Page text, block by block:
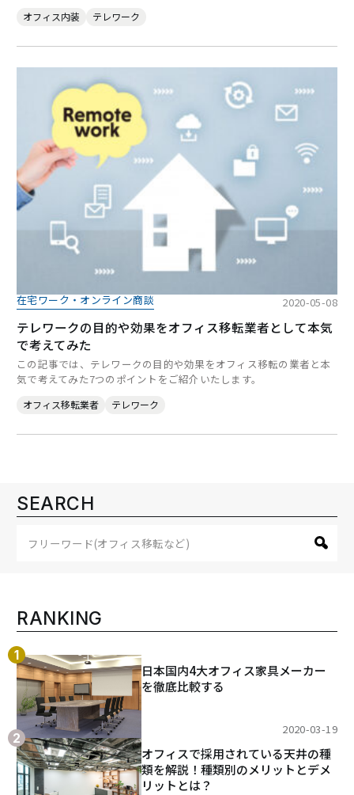
オフィス内装 テレワーク
在宅ワーク・オンライン商談 2020-05-08
テレワークの目的や効果をオフィス移転業者として本気
で考えてみた
この記事では、テレワークの目的や効果をオフィス移転の業者と本
気で考えてみた7つのポイントをご紹介いたします。
オフィス移転業者 テレワーク
SEARCH
RANKING
日本国内4大オフィス家具メーカー
を徹底比較する
2020-03-19
オフィスで採用されている天井の種
類を解説！種類別のメリットとデメ
リットとは？